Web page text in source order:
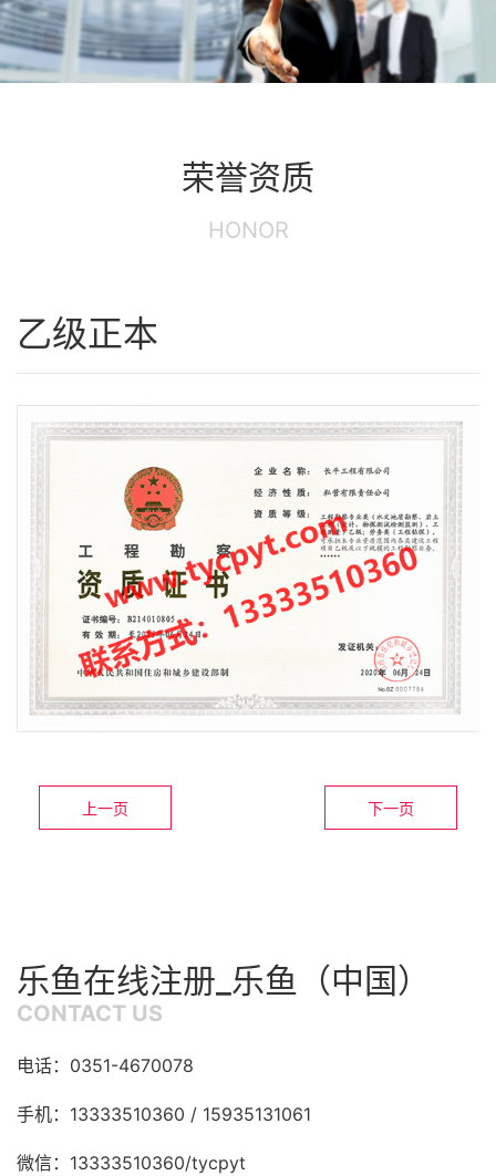
荣誉资质
HONOR
乙级正本
上一页 下一页
乐鱼在线注册_乐鱼（中国）
CONTACT US
电话：0351-4670078
手机：13333510360 / 15935131061
微信：13333510360/tycpyt